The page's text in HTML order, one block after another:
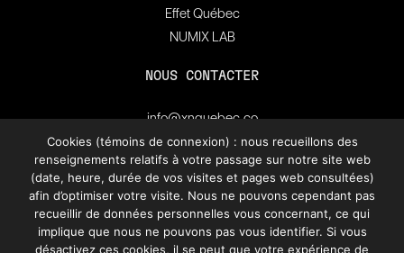
Effet Québec
NUMIX LAB
NOUS CONTACTER
info@xnquebec.co
Salle de presse
FAQ
Inscrivez-vous à
l'infolettre de XN Québec.
Cookies (témoins de connexion) : nous recueillons des
renseignements relatifs à votre passage sur notre site web
(date, heure, durée de vos visites et pages web consultées)
afin d’optimiser votre visite. Nous ne pouvons cependant pas
recueillir de données personnelles vous concernant, ce qui
implique que nous ne pouvons pas vous identifier. Si vous
désactivez ces cookies, il se peut que votre expérience de